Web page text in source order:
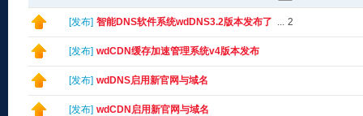
[发布] 智能DNS软件系统wdDNS3.2版本发布了 ... 2
[发布] wdCDN缓存加速管理系统v4版本发布
[发布] wdDNS启用新官网与域名
[发布] wdCDN启用新官网与域名